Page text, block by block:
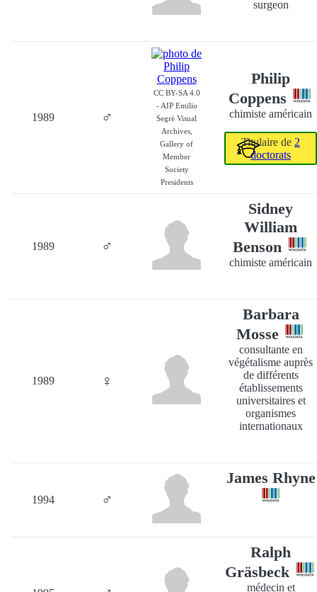
surgeon
1989 ♂
CC BY-SA 4.0
- AIP Emilio
Segrè Visual
Archives,
Gallery of
Member
Society
Presidents
Philip
Coppens
chimiste américain
Titulaire de 2
doctorats
1989 ♂
Sidney
William
Benson
chimiste américain
1989 ♀
Barbara
Mosse
consultante en
végétalisme auprès
de différents
établissements
universitaires et
organismes
internationaux
1994 ♂
James Rhyne
Ralph
Gräsbeck
médecin et